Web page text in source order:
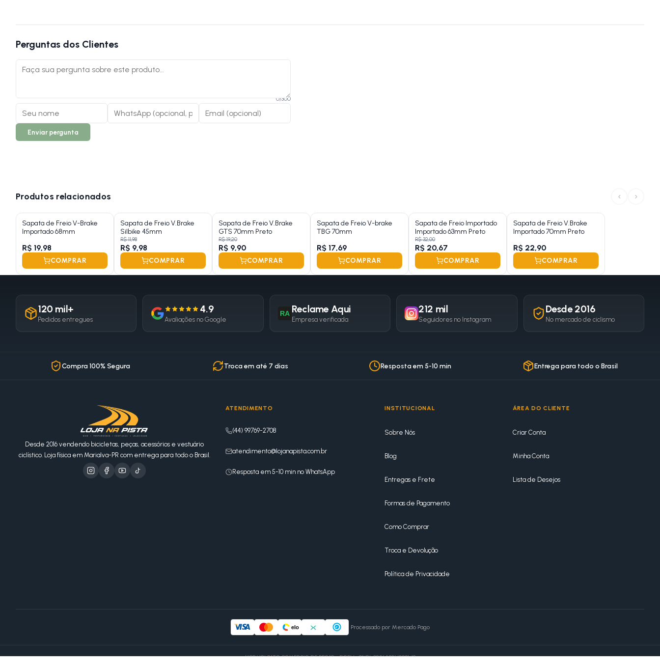
Perguntas dos Clientes
0/300
Enviar pergunta
Produtos relacionados ‹ ›
Sapata de Freio V-Brake
Importado 68mm
R$ 19,98
COMPRAR
Sapata de Freio V.Brake
Silbike 45mm
R$ 11,98
R$ 9,98
COMPRAR
Sapata de Freio V.Brake
GTS 70mm Preto
R$ 19,20
R$ 9,90
COMPRAR
Sapata de Freio V-brake
TBG 70mm
R$ 17,69
COMPRAR
Sapata de Freio Importado
Importado 63mm Preto
R$ 32,00
R$ 20,67
COMPRAR
Sapata de Freio V.Brake
Importado 70mm Preto
R$ 22,90
COMPRAR
120 mil+
Pedidos entregues
4.9
Avaliações no Google
RA Reclame Aqui
Empresa verificada
212 mil
Seguidores no Instagram
Desde 2016
No mercado de ciclismo
Compra 100% Segura Troca em até 7 dias Resposta em 5-10 min Entrega para todo o Brasil
Desde 2016 vendendo bicicletas, peças, acessórios e vestuário
ciclístico. Loja física em Marialva-PR com entrega para todo o Brasil.
ATENDIMENTO
(44) 99769-2708
atendimento@lojanapista.com.br
Resposta em 5-10 min no WhatsApp
INSTITUCIONAL
Sobre Nós
Blog
Entregas e Frete
Formas de Pagamento
Como Comprar
Troca e Devolução
Política de Privacidade
ÁREA DO CLIENTE
Criar Conta
Minha Conta
Lista de Desejos
elo Processado por Mercado Pago
MSB VOLPATO COMERCIO DE PEÇAS - EIRELI · CNPJ: 08.964.836/0001-18